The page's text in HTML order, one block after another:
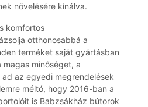
növelésére kínálva.
komfortos
otthonosabbá a
terméket saját gyártásban
minőséget, a
az egyedi megrendelések
méltó, hogy 2016-ban a
is Babzsákház bútorok